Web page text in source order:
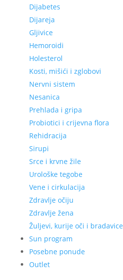
Dijabetes
Dijareja
Gljivice
Hemoroidi
Holesterol
Kosti, mišići i zglobovi
Nervni sistem
Nesanica
Prehlada i gripa
Probiotici i crijevna flora
Rehidracija
Sirupi
Srce i krvne žile
Urološke tegobe
Vene i cirkulacija
Zdravlje očiju
Zdravlje žena
Žuljevi, kurije oči i bradavice
Sun program
Posebne ponude
Outlet